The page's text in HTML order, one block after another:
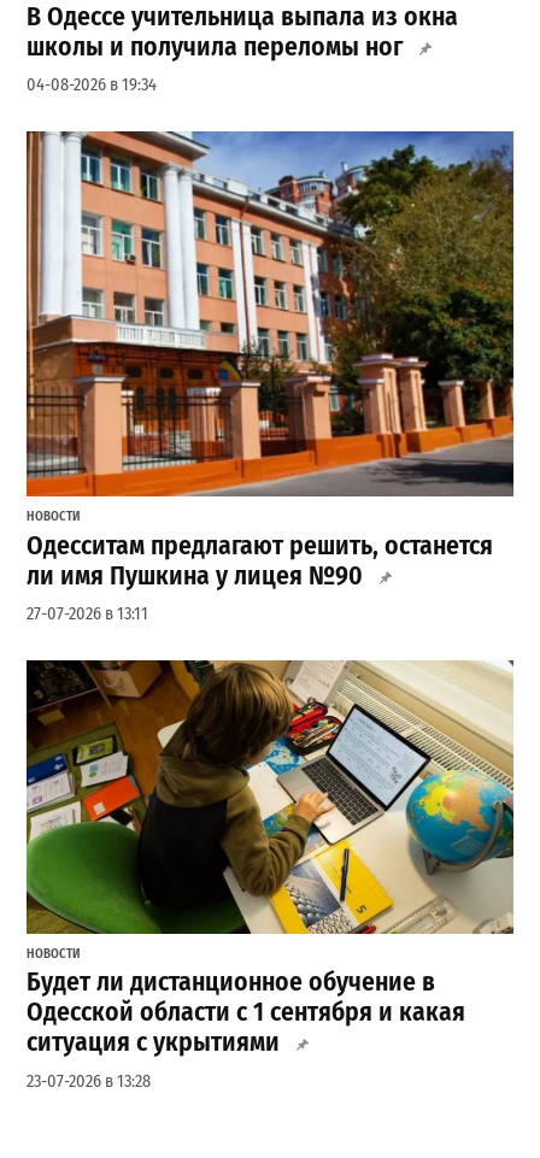
В Одессе учительница выпала из окна
школы и получила переломы ног
04-08-2026 в 19:34
НОВОСТИ
Одесситам предлагают решить, останется
ли имя Пушкина у лицея №90
27-07-2026 в 13:11
НОВОСТИ
Будет ли дистанционное обучение в
Одесской области с 1 сентября и какая
ситуация с укрытиями
23-07-2026 в 13:28